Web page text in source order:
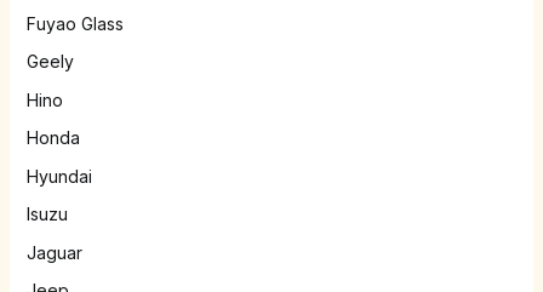
Fuyao Glass
Geely
Hino
Honda
Hyundai
Isuzu
Jaguar